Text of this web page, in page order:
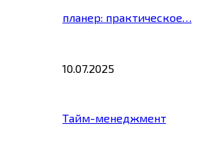
планер: практическое…
10.07.2025
Тайм-менеджмент